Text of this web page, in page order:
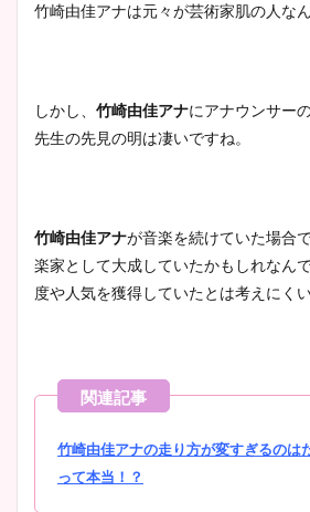
竹崎由佳アナは元々が芸術家肌の人な
しかし、 竹崎由佳アナにアナウンサー
先生の先見の明は凄いですね。
竹崎由佳アナが音楽を続けていた場合
楽家として大成していたかもしれなん
度や人気を獲得していたとは考えにく
竹崎由佳アナの走り方が変すぎるのは
って本当！？